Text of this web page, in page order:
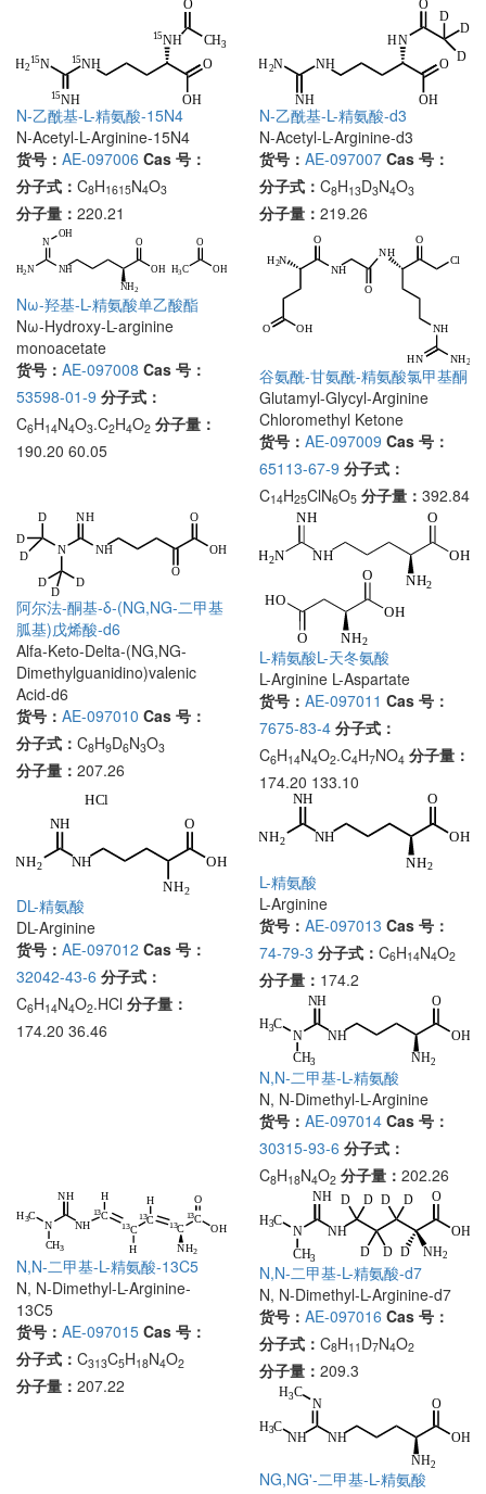
N-乙酰基-L-精氨酸-15N4
N-Acetyl-L-Arginine-15N4
货号： AE-097006 Cas 号：
分子式： C8H1615N4O3
分子量： 220.21
N-乙酰基-L-精氨酸-d3
N-Acetyl-L-Arginine-d3
货号： AE-097007 Cas 号：
分子式： C8H13D3N4O3
分子量： 219.26
Nω-羟基-L-精氨酸单乙酸酯
Nω-Hydroxy-L-arginine
monoacetate
货号： AE-097008 Cas 号：
53598-01-9 分子式：
C6H14N4O3.C2H4O2 分子量：
190.20 60.05
谷氨酰-甘氨酰-精氨酸氯甲基酮
Glutamyl-Glycyl-Arginine
Chloromethyl Ketone
货号： AE-097009 Cas 号：
65113-67-9 分子式：
C14H25ClN6O5 分子量： 392.84
阿尔法-酮基-δ-(NG,NG-二甲基
胍基)戊烯酸-d6
Alfa-Keto-Delta-(NG,NG-
Dimethylguanidino)valenic
Acid-d6
货号： AE-097010 Cas 号：
分子式： C8H9D6N3O3
分子量： 207.26
L-精氨酸L-天冬氨酸
L-Arginine L-Aspartate
货号： AE-097011 Cas 号：
7675-83-4 分子式：
C6H14N4O2.C4H7NO4 分子量：
174.20 133.10
DL-精氨酸
DL-Arginine
货号： AE-097012 Cas 号：
32042-43-6 分子式：
C6H14N4O2.HCl 分子量：
174.20 36.46
L-精氨酸
L-Arginine
货号： AE-097013 Cas 号：
74-79-3 分子式： C6H14N4O2
分子量： 174.2
N,N-二甲基-L-精氨酸
N, N-Dimethyl-L-Arginine
货号： AE-097014 Cas 号：
30315-93-6 分子式：
C8H18N4O2 分子量： 202.26
N,N-二甲基-L-精氨酸-13C5
N, N-Dimethyl-L-Arginine-
13C5
货号： AE-097015 Cas 号：
分子式： C313C5H18N4O2
分子量： 207.22
N,N-二甲基-L-精氨酸-d7
N, N-Dimethyl-L-Arginine-d7
货号： AE-097016 Cas 号：
分子式： C8H11 D7N4O2
分子量： 209.3
NG,NG'-二甲基-L-精氨酸